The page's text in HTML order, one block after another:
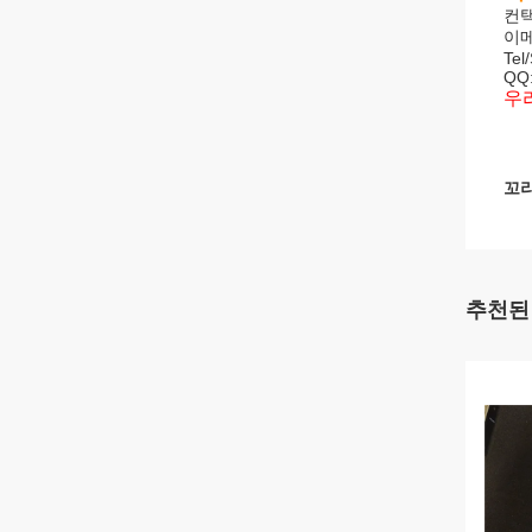
컨
이
우
꼬
추천